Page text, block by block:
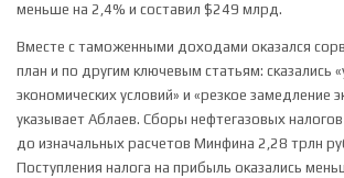
меньше на 2,4% и составил $249 млрд.
Вместе с таможенными доходами оказался
план и по другим ключевым статьям: сказались
экономических условий» и «резкое замедление
указывает Аблаев. Сборы нефтегазовых
до изначальных расчетов Минфина 2,28 трлн
Поступления налога на прибыль оказались